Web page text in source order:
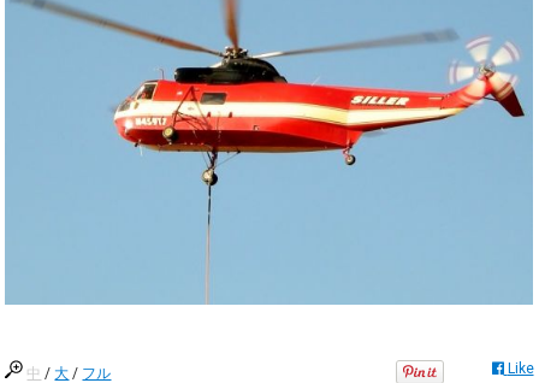
中 /大 / フル Like